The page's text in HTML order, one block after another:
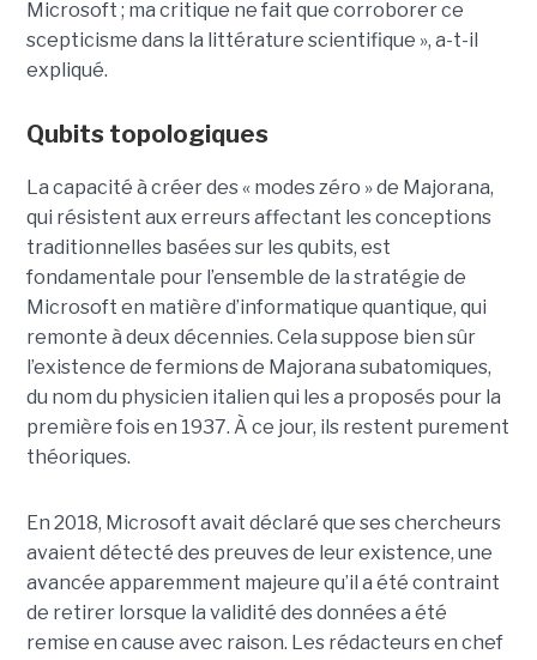
Microsoft ; ma critique ne fait que corroborer ce
scepticisme dans la littérature scientifique », a-t-il
expliqué.
Qubits topologiques
La capacité à créer des « modes zéro » de Majorana,
qui résistent aux erreurs affectant les conceptions
traditionnelles basées sur les qubits, est
fondamentale pour l’ensemble de la stratégie de
Microsoft en matière d’informatique quantique, qui
remonte à deux décennies. Cela suppose bien sûr
l’existence de fermions de Majorana subatomiques,
du nom du physicien italien qui les a proposés pour la
première fois en 1937. À ce jour, ils restent purement
théoriques.
En 2018, Microsoft avait déclaré que ses chercheurs
avaient détecté des preuves de leur existence, une
avancée apparemment majeure qu’il a été contraint
de retirer lorsque la validité des données a été
remise en cause avec raison. Les rédacteurs en chef